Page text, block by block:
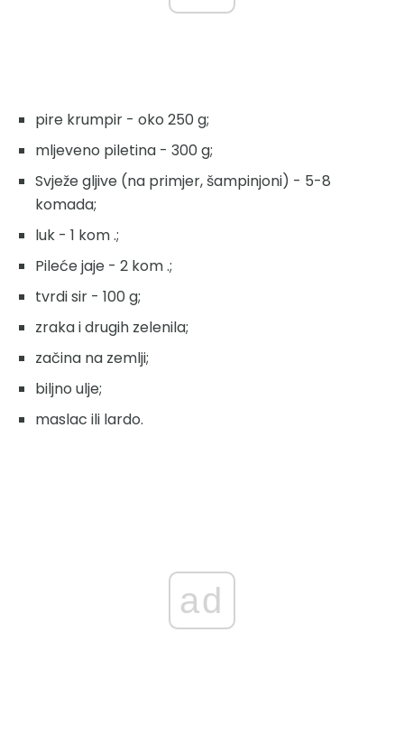
pire krumpir - oko 250 g;
mljeveno piletina - 300 g;
Svježe gljive (na primjer, šampinjoni) - 5-8
komada;
luk - 1 kom .;
Pileće jaje - 2 kom .;
tvrdi sir - 100 g;
zraka i drugih zelenila;
začina na zemlji;
biljno ulje;
maslac ili lardo.
ad